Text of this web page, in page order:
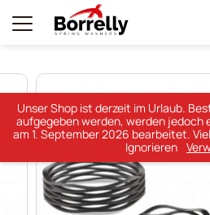
Unser Shop ist derzeit im Urlaub.
aufgegeben werden, werden jedoch
am 1. September 2026 bearbeitet.
Ignorieren